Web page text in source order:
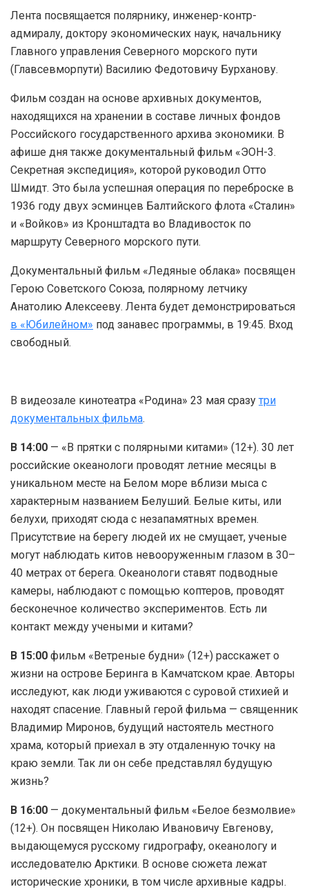
Лента посвящается полярнику, инженер-контр-
адмиралу, доктору экономических наук, начальнику
Главного управления Северного морского пути
(Главсевморпути) Василию Федотовичу Бурханову.
Фильм создан на основе архивных документов,
находящихся на хранении в составе личных фондов
Российского государственного архива экономики. В
афише дня также документальный фильм «ЭОН-3.
Секретная экспедиция», которой руководил Отто
Шмидт. Это была успешная операция по переброске в
1936 году двух эсминцев Балтийского флота «Сталин»
и «Войков» из Кронштадта во Владивосток по
маршруту Северного морского пути.
Документальный фильм «Ледяные облака» посвящен
Герою Советского Союза, полярному летчику
Анатолию Алексееву. Лента будет демонстрироваться
в «Юбилейном» под занавес программы, в 19:45. Вход
свободный.
В видеозале кинотеатра «Родина» 23 мая сразу три
документальных фильма.
В 14:00 — «В прятки с полярными китами» (12+). 30 лет
российские океанологи проводят летние месяцы в
уникальном месте на Белом море вблизи мыса с
характерным названием Белуший. Белые киты, или
белухи, приходят сюда с незапамятных времен.
Присутствие на берегу людей их не смущает, ученые
могут наблюдать китов невооруженным глазом в 30–
40 метрах от берега. Океанологи ставят подводные
камеры, наблюдают с помощью коптеров, проводят
бесконечное количество экспериментов. Есть ли
контакт между учеными и китами?
В 15:00 фильм «Ветреные будни» (12+) расскажет о
жизни на острове Беринга в Камчатском крае. Авторы
исследуют, как люди уживаются с суровой стихией и
находят спасение. Главный герой фильма — священник
Владимир Миронов, будущий настоятель местного
храма, который приехал в эту отдаленную точку на
краю земли. Так ли он себе представлял будущую
жизнь?
В 16:00 — документальный фильм «Белое безмолвие»
(12+). Он посвящен Николаю Ивановичу Евгенову,
выдающемуся русскому гидрографу, океанологу и
исследователю Арктики. В основе сюжета лежат
исторические хроники, в том числе архивные кадры.